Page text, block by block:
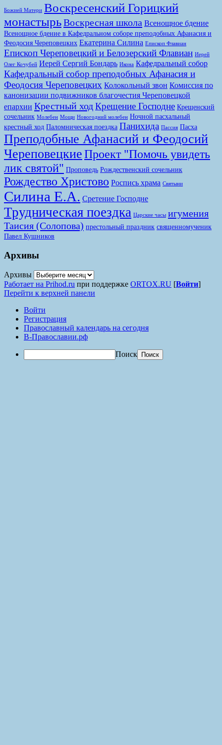
Божией Матери Воскресенский Горицкий
монастырьВоскресная школа Всенощное бдение
Всенощное бдение в Кафедральном соборе преподобных Афанасия и
Феодосия Череповецких Екатерина Силина Епископ Флавиан
Епископ Череповецкий и Белозерский Флавиан Иерей
Олег Кочубей Иерей Сергий Бондарь Икона Кафедральный собор
Кафедральный собор преподобных Афанасия и
Феодосия Череповецких Колокольный звон Комиссия по
канонизации подвижников благочестия Череповецкой
епархии Крестный ходКрещение Господне Крещенский
сочельник Молебен Мощи Новогодний молебен Ночной пасхальный
крестный ход Паломническая поездка Панихида Пассия Пасха
Преподобные Афанасий и Феодосий
ЧереповецкиеПроект "Помочь увидеть
лик святой" Проповедь Рождественский сочельник
Рождество Христово Роспись храма Святыни
Силина Е.А. Сретение Господне
Трудническая поездка Царские часы игумения
Таисия (Солопова) престольный праздник священномученик
Павел Кушников
Архивы
Архивы
Работает на Prihod.ru при поддержке ORTOX.RU [Войти]
Перейти к верхней панели
Войти
Регистрация
Православный календарь на сегодня
В-Православии.рф
Поиск